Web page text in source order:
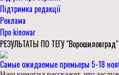
Підтримка редакції
Реклама
Про kinowar
РЕЗУЛЬТАТЫ ПО ТЕГУ "Ворошиловград"
Самые ожидаемые премьеры 5-18